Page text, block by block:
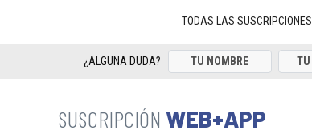
TODAS LAS SUSCRIPCIONES
¿ALGUNA DUDA?
WEB+APP